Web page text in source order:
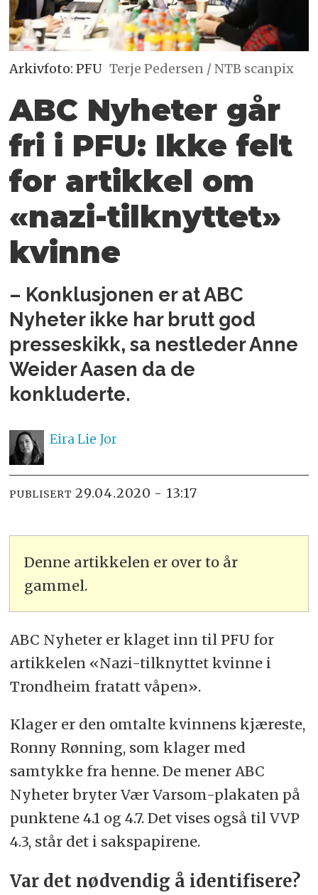
Arkivfoto: PFU Terje Pedersen / NTB scanpix
ABC Nyheter går
fri i PFU: Ikke felt
for artikkel om
«nazi-tilknyttet»
kvinne
– Konklusjonen er at ABC
Nyheter ikke har brutt god
presseskikk, sa nestleder Anne
Weider Aasen da de
konkluderte.
Eira Lie Jor
PUBLISERT 29.04.2020 - 13:17
Denne artikkelen er over to år
gammel.
ABC Nyheter er klaget inn til PFU for
artikkelen «Nazi-tilknyttet kvinne i
Trondheim fratatt våpen».
Klager er den omtalte kvinnens kjæreste,
Ronny Rønning, som klager med
samtykke fra henne. De mener ABC
Nyheter bryter Vær Varsom-plakaten på
punktene 4.1 og 4.7. Det vises også til VVP
4.3, står det i sakspapirene.
Var det nødvendig å identifisere?